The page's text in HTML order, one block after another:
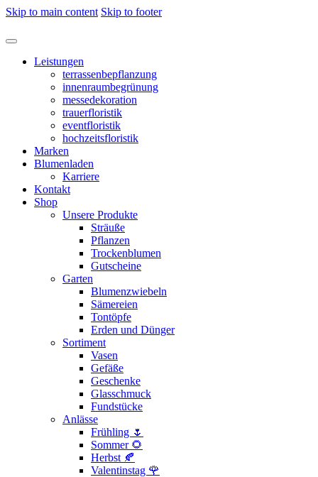
Skip to main content Skip to footer
Leistungen
terrassenbepflanzung
innenraumbegrünung
messedekoration
trauerfloristik
eventfloristik
hochzeitsfloristik
Marken
Blumenladen
Karriere
Kontakt
Shop
Unsere Produkte
Sträuße
Pflanzen
Trockenblumen
Gutscheine
Garten
Blumenzwiebeln
Sämereien
Tontöpfe
Erden und Dünger
Sortiment
Vasen
Gefäße
Geschenke
Glasschmuck
Fundstücke
Anlässe
Frühling 🌷
Sommer 🌻
Herbst 🍂
Valentinstag 🌹